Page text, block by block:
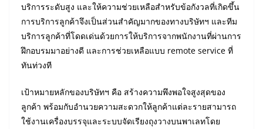
บริการระดับสูง และให้ความช่วยเหลือสำหรับข้อกังวลที่เกิดขึ้น
การบริการลูกค้าจึงเป็นส่วนสำคัญมากของทางบริษัทฯ และทีม
บริการลูกค้าที่โดดเด่นด้วยการให้บริการจากพนักงานที่ผ่านการ
ฝึกอบรมมาอย่างดี และการช่วยเหลือแบบ remote service ที่
ทันท่วงที
เป้าหมายหลักของบริษัทฯ คือ สร้างความพึงพอใจสูงสุดของ
ลูกค้า พร้อมกับอำนวยความสะดวกให้ลูกค้าแต่ละรายสามารถ
ใช้งานเครื่องบรรจุและระบบจัดเรียงถุงวางบนพาเลทโดย